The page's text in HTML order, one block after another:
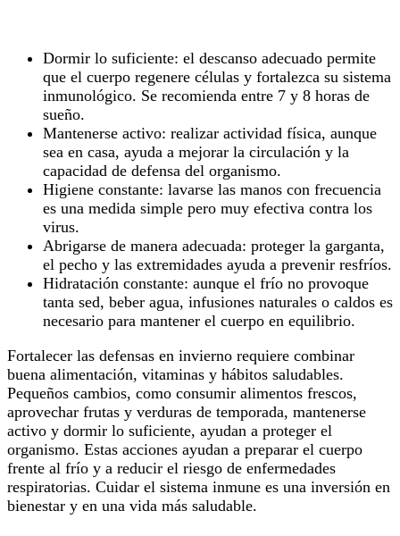
Dormir lo suficiente: el descanso adecuado permite
que el cuerpo regenere células y fortalezca su sistema
inmunológico. Se recomienda entre 7 y 8 horas de
sueño.
Mantenerse activo: realizar actividad física, aunque
sea en casa, ayuda a mejorar la circulación y la
capacidad de defensa del organismo.
Higiene constante: lavarse las manos con frecuencia
es una medida simple pero muy efectiva contra los
virus.
Abrigarse de manera adecuada: proteger la garganta,
el pecho y las extremidades ayuda a prevenir resfríos.
Hidratación constante: aunque el frío no provoque
tanta sed, beber agua, infusiones naturales o caldos es
necesario para mantener el cuerpo en equilibrio.
Fortalecer las defensas en invierno requiere combinar
buena alimentación, vitaminas y hábitos saludables.
Pequeños cambios, como consumir alimentos frescos,
aprovechar frutas y verduras de temporada, mantenerse
activo y dormir lo suficiente, ayudan a proteger el
organismo. Estas acciones ayudan a preparar el cuerpo
frente al frío y a reducir el riesgo de enfermedades
respiratorias. Cuidar el sistema inmune es una inversión en
bienestar y en una vida más saludable.